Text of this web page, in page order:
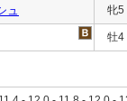
ュ 牝5
牡4